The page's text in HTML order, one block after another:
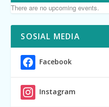
There are no upcoming events.
SOSIAL MEDIA
Facebook
Instagram